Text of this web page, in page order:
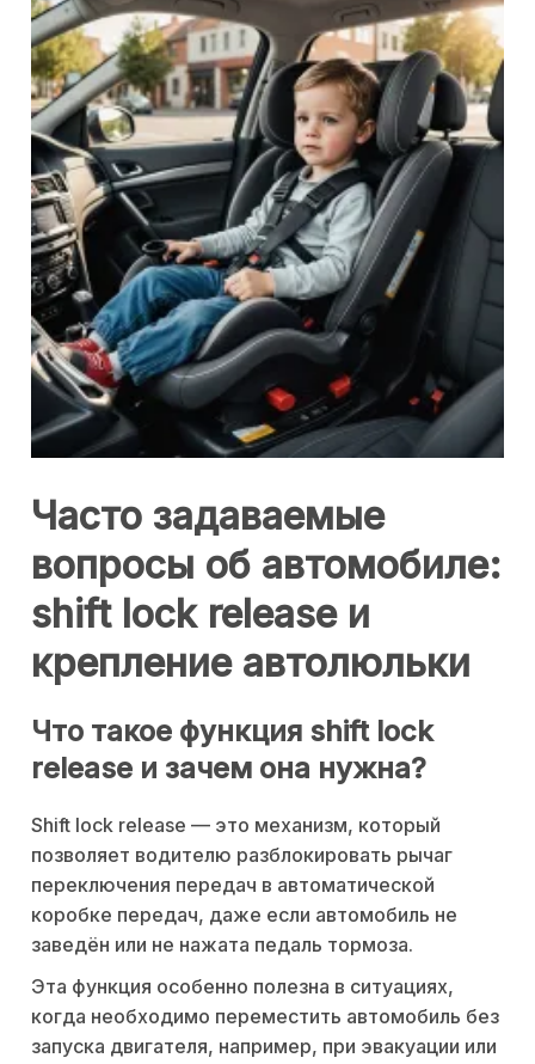
Часто задаваемые
вопросы об автомобиле:
shift lock release и
крепление автолюльки
Что такое функция shift lock
release и зачем она нужна?
Shift lock release — это механизм, который
позволяет водителю разблокировать рычаг
переключения передач в автоматической
коробке передач, даже если автомобиль не
заведён или не нажата педаль тормоза.
Эта функция особенно полезна в ситуациях,
когда необходимо переместить автомобиль без
запуска двигателя, например, при эвакуации или